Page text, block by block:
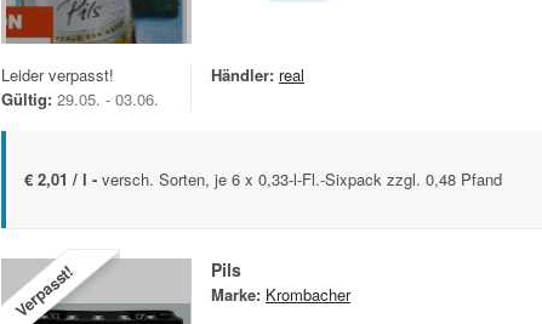
Leider verpasst!
Gültig: 29.05. - 03.06.
Händler: real
€ 2,01 / l - versch. Sorten, je 6 x 0,33-l-Fl.-Sixpack zzgl. 0,48 Pfand
Verpasst! Pils
Marke: Krombacher